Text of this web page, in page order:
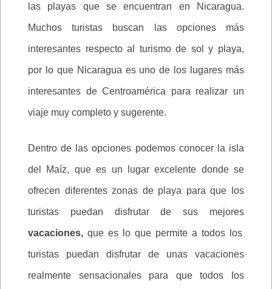
las playas que se encuentran en Nicaragua.
Muchos turistas buscan las opciones más
interesantes respecto al turismo de sol y playa,
por lo que Nicaragua es uno de los lugares más
interesantes de Centroamérica para realizar un
viaje muy completo y sugerente.
Dentro de las opciones podemos conocer la isla
del Maíz, que es un lugar excelente donde se
ofrecen diferentes zonas de playa para que los
turistas puedan disfrutar de sus mejores
vacaciones, que es lo que permite a todos los
turistas puedan disfrutar de unas vacaciones
realmente sensacionales para que todos los